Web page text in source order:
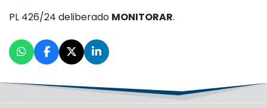
PL 426/24 deliberado MONITORAR.